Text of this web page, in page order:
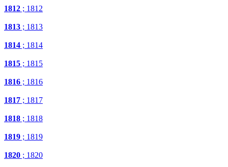
1812 ; 1812
1813 ; 1813
1814 ; 1814
1815 ; 1815
1816 ; 1816
1817 ; 1817
1818 ; 1818
1819 ; 1819
1820 ; 1820